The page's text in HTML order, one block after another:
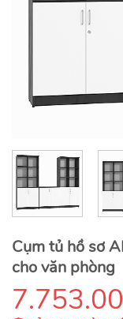
Cụm tủ hồ sơ
cho văn phòng